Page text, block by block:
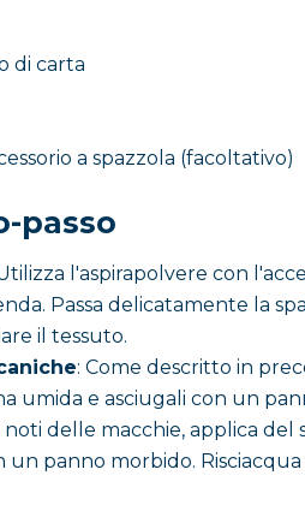
di carta
a spazzola (facoltativo)
passo
l'aspirapolvere con
Passa delicatamente la
il tessuto.
: Come descritto in
umida e asciugali con un
noti delle macchie, applica del
panno morbido.